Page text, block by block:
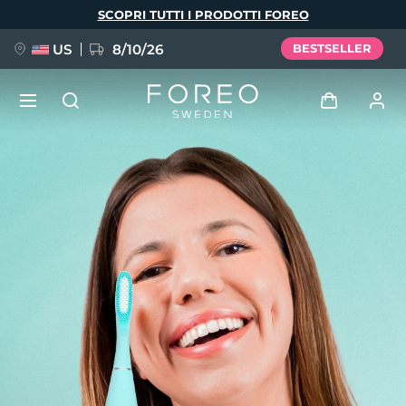
SCOPRI TUTTI I PRODOTTI FOREO
US 8/10/26 BESTSELLER
Profilo utente
I miei dispositivi
I miei ordini
I miei indirizzi
I miei abbonamenti
FAQ™ Pure Beauty-Tech Elixir
BREAKING NEWS
issa™ Teeth Whitening Set
Deutsch
Español
Français
Italiano
Português
Svenska
Русский
简体中文 繁體中文